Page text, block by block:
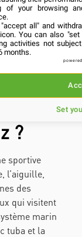
?
sportive
l’aiguille,
des
qui visitent
marin
tuba et la
of your browsing
all" and
. You can also
activities not
months.
Set